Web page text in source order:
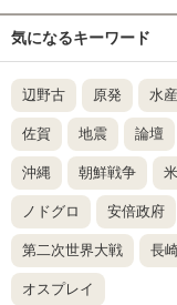
気になるキーワード
辺野古 原発 水
佐賀 地震 論壇
沖縄 朝鮮戦争
ノドグロ 安倍政府
第二次世界大戦 長
オスプレイ